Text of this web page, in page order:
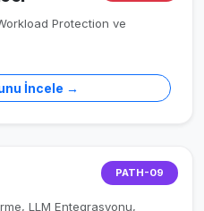
Protection ve
İncele →
PATH-09
LLM Entegrasyonu,